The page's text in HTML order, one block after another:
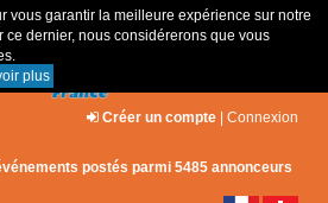
vous garantir la meilleure expérience sur notre
ce dernier, nous considérerons que vous
plus
Créer un compte | Connexion
postés parmi 5485 annonceurs